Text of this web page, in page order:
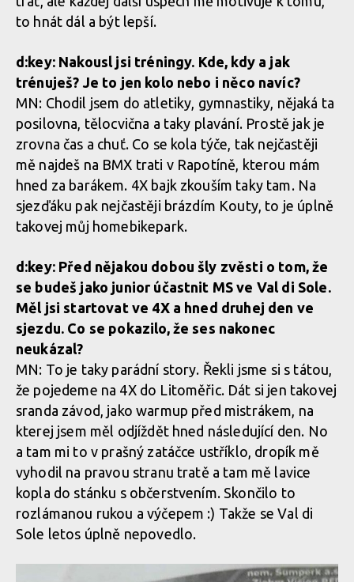
to hnát dál a být lepší.
d:key: Nakousl jsi tréningy. Kde, kdy a jak
trénuješ? Je to jen kolo nebo i něco navíc?
MN: Chodil jsem do atletiky, gymnastiky, nějaká ta
posilovna, tělocvična a taky plavání. Prostě jak je
zrovna čas a chuť. Co se kola týče, tak nejčastěji
mě najdeš na BMX trati v Rapotíně, kterou mám
hned za barákem. 4X bajk zkouším taky tam. Na
sjezďáku pak nejčastěji brázdím Kouty, to je úplně
takovej můj homebikepark.
d:key: Před nějakou dobou šly zvěsti o tom, že
se budeš jako junior účastnit MS ve Val di Sole.
Měl jsi startovat ve 4X a hned druhej den ve
sjezdu. Co se pokazilo, že ses nakonec
neukázal?
MN: To je taky parádní story. Řekli jsme si s tátou,
že pojedeme na 4X do Litoměřic. Dát si jen takovej
sranda závod, jako warmup před mistrákem, na
kterej jsem měl odjíždět hned následující den. No
a tam mi to v prašný zatáčce ustříklo, dropík mě
vyhodil na pravou stranu tratě a tam mě lavice
kopla do stánku s občerstvením. Skončilo to
rozlámanou rukou a výčepem :) Takže se Val di
Sole letos úplně nepovedlo.